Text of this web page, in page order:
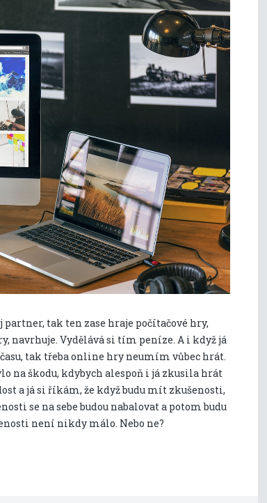
tak ten zase hraje počítačové hry,
navrhuje. Vydělává si tím peníze. A i když já
tak třeba online hry neumím vůbec hrát.
na škodu, kdybych alespoň i já zkusila hrát
a já si říkám, že když budu mít zkušenosti,
se na sebe budou nabalovat a potom budu
není nikdy málo. Nebo ne?